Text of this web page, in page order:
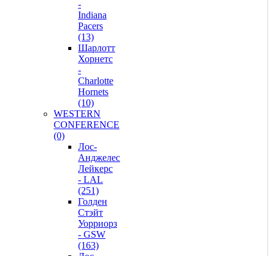
-
Indiana
Pacers
(13)
Шарлотт
Хорнетс
-
Charlotte
Hornets
(10)
WESTERN
CONFERENCE
(0)
Лос-
Анджелес
Лейкерс
- LAL
(251)
Голден
Стэйт
Уорриорз
- GSW
(163)